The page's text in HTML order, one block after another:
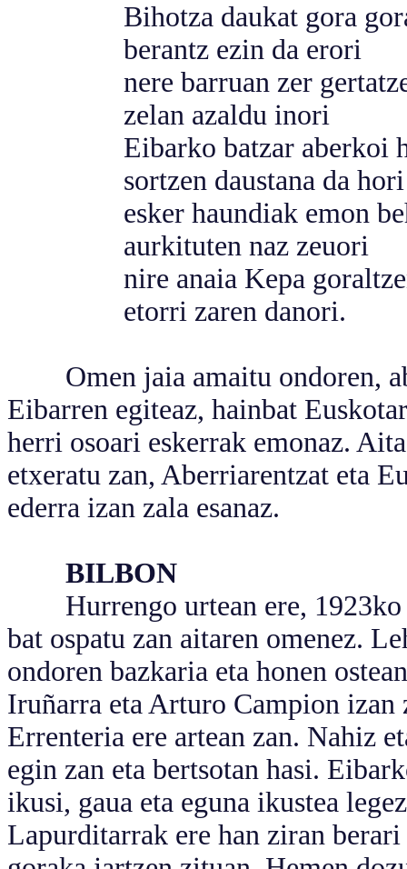
Bihotza daukat gora
berantz ezin da erori
nere barruan zer
zelan azaldu inori
Eibarko batzar aberkoi
sortzen daustana da hori
esker haundiak emon
aurkituten naz zeuori
nire anaia Kepa
etorri zaren danori.
Omen jaia amaitu ondoren,
Eibarren egiteaz, hainbat
herri osoari eskerrak emonaz.
etxeratu zan, Aberriarentzat eta
ederra izan zala esanaz.
BILBON
Hurrengo urtean ere, 1923ko
bat ospatu zan aitaren omenez.
ondoren bazkaria eta honen
Iruñarra eta Arturo Campion izan
Errenteria ere artean zan. Nahiz
egin zan eta bertsotan hasi.
ikusi, gaua eta eguna ikustea
Lapurditarrak ere han ziran